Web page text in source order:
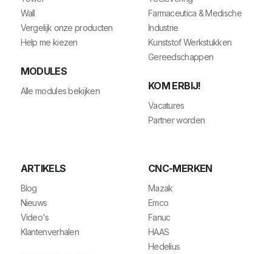
Wall
Vergelijk onze producten
Help me kiezen
MODULES
Alle modules bekijken
Farmaceutica & Medische
Industrie
Kunststof Werkstukken
Gereedschappen
KOM ERBIJ!
Vacatures
Partner worden
ARTIKELS
Blog
Nieuws
Video's
Klantenverhalen
CNC-MERKEN
Mazak
Emco
Fanuc
HAAS
Hedelius